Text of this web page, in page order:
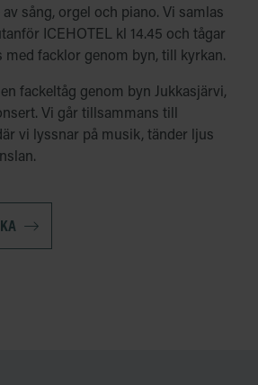
sång, orgel och piano. Vi samlas
ICEHOTEL kl 14.45 och tågar
med facklor genom byn, till kyrkan.
fackeltåg genom byn Jukkasjärvi,
Vi går tillsammans till
vi lyssnar på musik, tänder ljus